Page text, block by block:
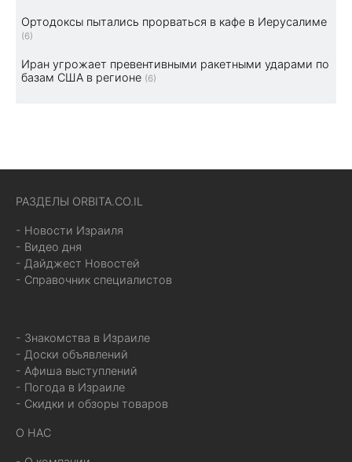
Ортодоксы пытались прорваться в кафе в Иерусалиме
(6)
Иран угрожает превентивными ракетными ударами по
базам США в регионе (6)
РАЗДЕЛЫ ORBITA.CO.IL
- Новости Израиля
- Видео дня
- Дайджест Новостей
- Справочник специалистов
- Знакомства в Израиле
- Доски объявлений
- Афиша выступлений
- Погода в Израиле
- Скидки и обзоры товаров
О НАС